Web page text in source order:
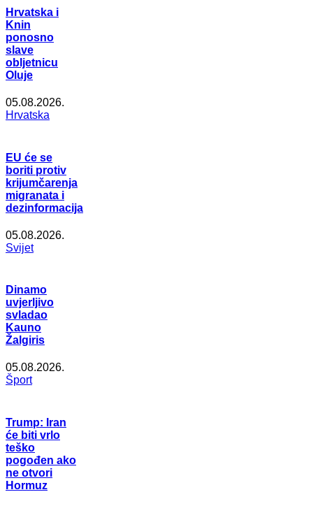
Hrvatska i
Knin
ponosno
slave
obljetnicu
Oluje
05.08.2026.
Hrvatska
EU će se
boriti protiv
krijumčarenja
migranata i
dezinformacija
05.08.2026.
Svijet
Dinamo
uvjerljivo
svladao
Kauno
Žalgiris
05.08.2026.
Šport
Trump: Iran
će biti vrlo
teško
pogođen ako
ne otvori
Hormuz